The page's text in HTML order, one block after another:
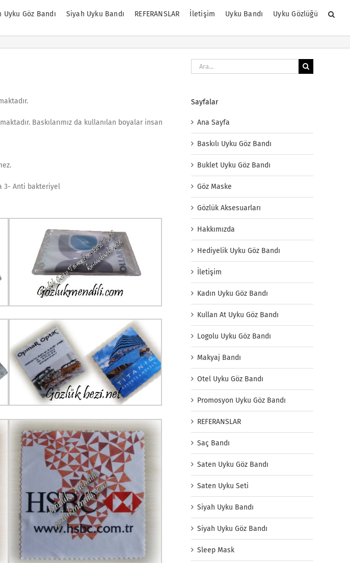
Uyku Göz Bandı Siyah Uyku Bandı REFERANSLAR İletişim Uyku Bandı Uyku Gözlüğü
Baskılarımız da kullanılan boyalar insan
3- Anti bakteriyel
Ara:
Sayfalar
Ana Sayfa
Baskılı Uyku Göz Bandı
Buklet Uyku Göz Bandı
Göz Maske
Gözlük Aksesuarları
Hakkımızda
Hediyelik Uyku Göz Bandı
İletişim
Kadın Uyku Göz Bandı
Kullan At Uyku Göz Bandı
Logolu Uyku Göz Bandı
Makyaj Bandı
Otel Uyku Göz Bandı
Promosyon Uyku Göz Bandı
REFERANSLAR
Saç Bandı
Saten Uyku Göz Bandı
Saten Uyku Seti
Siyah Uyku Bandı
Siyah Uyku Göz Bandı
Sleep Mask